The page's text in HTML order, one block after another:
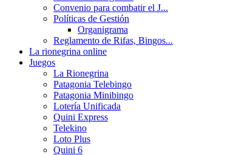
Convenio para combatir el J...
Políticas de Gestión
Organigrama
Reglamento de Rifas, Bingos...
La rionegrina online
Juegos
La Rionegrina
Patagonia Telebingo
Patagonia Minibingo
Lotería Unificada
Quini Express
Telekino
Loto Plus
Quini 6